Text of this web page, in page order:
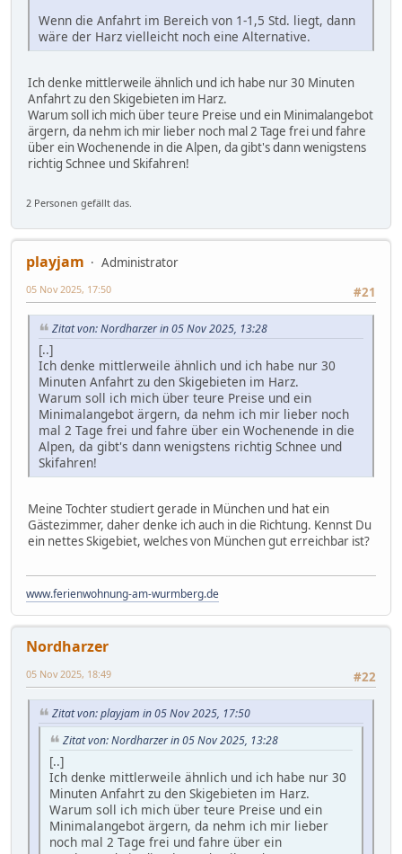
Wenn die Anfahrt im Bereich von 1-1,5 Std. liegt, dann
wäre der Harz vielleicht noch eine Alternative.
Ich denke mittlerweile ähnlich und ich habe nur 30 Minuten
Anfahrt zu den Skigebieten im Harz.
Warum soll ich mich über teure Preise und ein Minimalangebot
ärgern, da nehm ich mir lieber noch mal 2 Tage frei und fahre
über ein Wochenende in die Alpen, da gibt's dann wenigstens
richtig Schnee und Skifahren!
2 Personen gefällt das.
playjam
Administrator
#21
05 Nov 2025, 17:50
Zitat von: Nordharzer in 05 Nov 2025, 13:28
[..]
Ich denke mittlerweile ähnlich und ich habe nur 30
Minuten Anfahrt zu den Skigebieten im Harz.
Warum soll ich mich über teure Preise und ein
Minimalangebot ärgern, da nehm ich mir lieber noch
mal 2 Tage frei und fahre über ein Wochenende in die
Alpen, da gibt's dann wenigstens richtig Schnee und
Skifahren!
Meine Tochter studiert gerade in München und hat ein
Gästezimmer, daher denke ich auch in die Richtung. Kennst Du
ein nettes Skigebiet, welches von München gut erreichbar ist?
www.ferienwohnung-am-wurmberg.de
Nordharzer
#22
05 Nov 2025, 18:49
Zitat von: playjam in 05 Nov 2025, 17:50
Zitat von: Nordharzer in 05 Nov 2025, 13:28
[..]
Ich denke mittlerweile ähnlich und ich habe nur 30
Minuten Anfahrt zu den Skigebieten im Harz.
Warum soll ich mich über teure Preise und ein
Minimalangebot ärgern, da nehm ich mir lieber
noch mal 2 Tage frei und fahre über ein